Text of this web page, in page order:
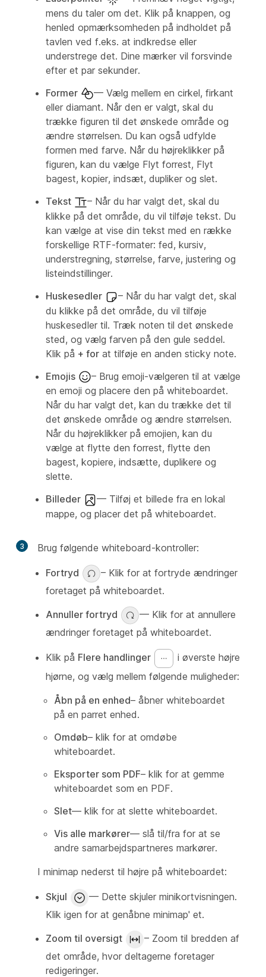
mens du taler om det. Klik på knappen, og
henled opmærksomheden på indholdet på
tavlen ved f.eks. at indkredse eller
understrege det. Dine mærker vil forsvinde
efter et par sekunder.
Former
— Vælg mellem en cirkel, firkant
eller diamant. Når den er valgt, skal du
trække figuren til det ønskede område og
ændre størrelsen. Du kan også udfylde
formen med farve. Når du højreklikker på
figuren, kan du vælge Flyt forrest, Flyt
bagest, kopier, indsæt, dupliker og slet.
Tekst
– Når du har valgt det, skal du
klikke på det område, du vil tilføje tekst. Du
kan vælge at vise din tekst med en række
forskellige RTF-formater: fed, kursiv,
understregning, størrelse, farve, justering og
listeindstillinger.
Huskesedler
– Når du har valgt det, skal
du klikke på det område, du vil tilføje
huskesedler til. Træk noten til det ønskede
sted, og vælg farven på den gule seddel.
Klik på + for at tilføje en anden sticky note.
Emojis
– Brug emoji-vælgeren til at vælge
en emoji og placere den på whiteboardet.
Når du har valgt det, kan du trække det til
det ønskede område og ændre størrelsen.
Når du højreklikker på emojien, kan du
vælge at flytte den forrest, flytte den
bagest, kopiere, indsætte, duplikere og
slette.
Billeder
— Tilføj et billede fra en lokal
mappe, og placer det på whiteboardet.
3 Brug følgende whiteboard-kontroller:
Fortryd
– Klik for at fortryde ændringer
foretaget på whiteboardet.
Annuller fortryd
— Klik for at annullere
ændringer foretaget på whiteboardet.
Klik på Flere handlinger
i øverste højre
hjørne, og vælg mellem følgende muligheder:
Åbn på en enhed– åbner whiteboardet
på en parret enhed.
Omdøb– klik for at omdøbe
whiteboardet.
Eksporter som PDF– klik for at gemme
whiteboardet som en PDF.
Slet— klik for at slette whiteboardet.
Vis alle markører— slå til/fra for at se
andre samarbejdspartneres markører.
I minimap nederst til højre på whiteboardet:
Skjul
— Dette skjuler minikortvisningen.
Klik igen for at genåbne minimap' et.
Zoom til oversigt
– Zoom til bredden af
det område, hvor deltagerne foretager
redigeringer.